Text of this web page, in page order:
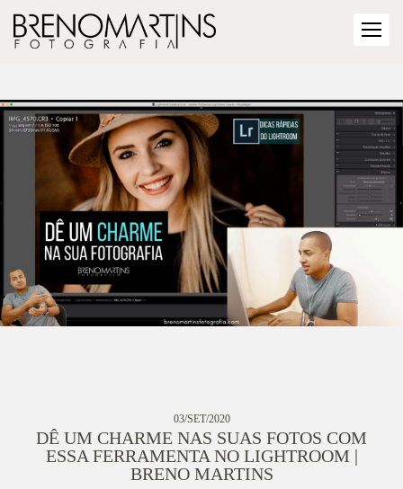
03/SET/2020
DÊ UM CHARME NAS SUAS FOTOS COM
ESSA FERRAMENTA NO LIGHTROOM |
BRENO MARTINS